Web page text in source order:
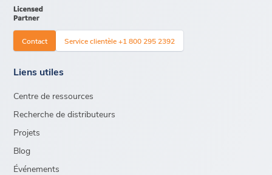
Contact Service clientèle +1 800 295 2392
Liens utiles
Centre de ressources
Recherche de distributeurs
Projets
Blog
Événements